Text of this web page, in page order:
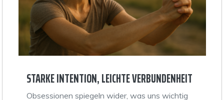
STARKE INTENTION, LEICHTE VERBUNDENHEIT
Obsessionen spiegeln wider, was uns wichtig